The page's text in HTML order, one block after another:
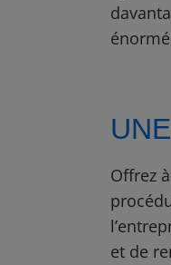
Offrez
et de